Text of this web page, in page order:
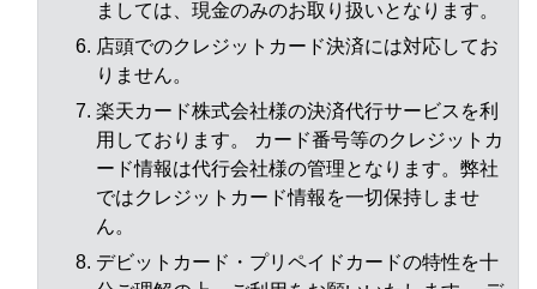
ましては、現金のみのお取り扱いとなります。
店頭でのクレジットカード決済には対応してお
りません。
楽天カード株式会社様の決済代行サービスを利
用しております。 カード番号等のクレジットカ
ード情報は代行会社様の管理となります。弊社
ではクレジットカード情報を一切保持しませ
ん。
デビットカード・プリペイドカードの特性を十